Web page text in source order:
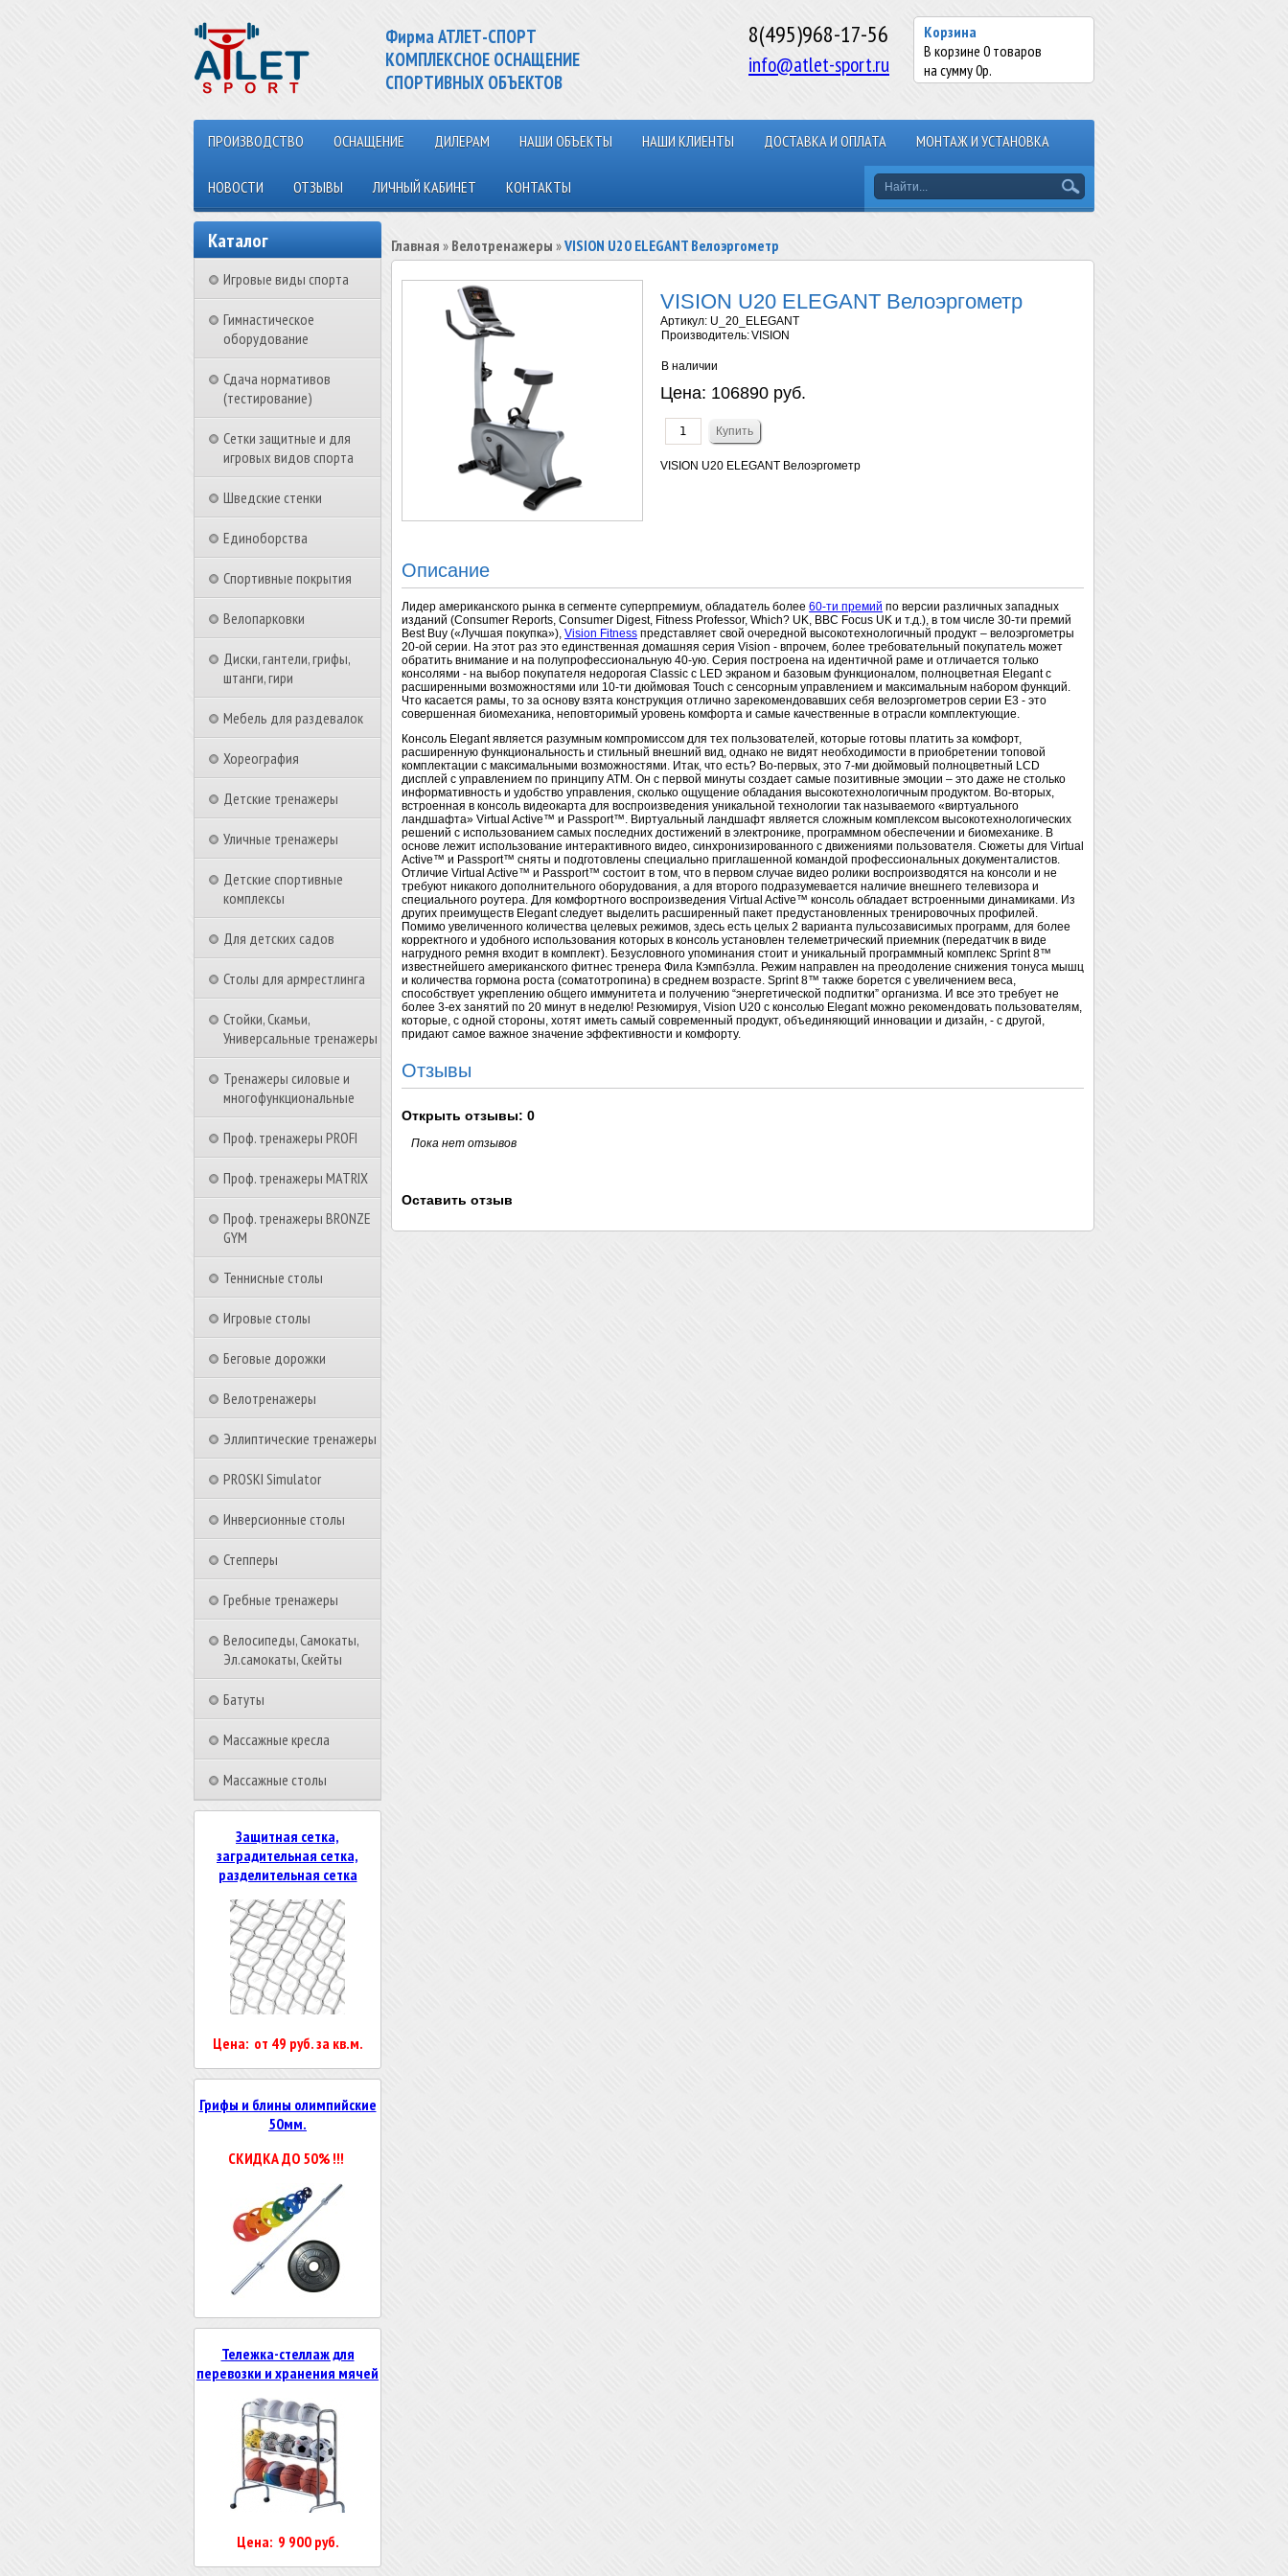
Фирма АТЛЕТ-СПОРТ
КОМПЛЕКСНОЕ ОСНАЩЕНИЕ
СПОРТИВНЫХ ОБЪЕКТОВ
Корзина
В корзине 0 товаров
на сумму0р.
8(495)968-17-56
info@atlet-sport.ru
ПРОИЗВОДСТВО ОСНАЩЕНИЕ ДИЛЕРАМ НАШИ ОБЪЕКТЫ НАШИ КЛИЕНТЫ ДОСТАВКА И ОПЛАТА МОНТАЖ И УСТАНОВКА
НОВОСТИ ОТЗЫВЫ ЛИЧНЫЙ КАБИНЕТ КОНТАКТЫ
Каталог
Игровые виды спорта
Гимнастическое
оборудование
Сдача нормативов
(тестирование)
Сетки защитные и для
игровых видов спорта
Шведские стенки
Единоборства
Спортивные покрытия
Велопарковки
Диски, гантели, грифы,
штанги, гири
Мебель для раздевалок
Хореография
Детские тренажеры
Уличные тренажеры
Детские спортивные
комплексы
Для детских садов
Столы для армрестлинга
Стойки, Скамьи,
Универсальные тренажеры
Тренажеры силовые и
многофункциональные
Проф. тренажеры PROFI
Проф. тренажеры MATRIX
Проф. тренажеры BRONZE
GYM
Теннисные столы
Игровые столы
Беговые дорожки
Велотренажеры
Эллиптические тренажеры
PROSKI Simulator
Инверсионные столы
Степперы
Гребные тренажеры
Велосипеды, Самокаты,
Эл.самокаты, Скейты
Батуты
Массажные кресла
Массажные столы
Защитная сетка,
заградительная сетка,
разделительная сетка
Цена: от 49 руб. за кв.м.
Грифы и блины олимпийские
50мм.
СКИДКА ДО 50% !!!
Тележка-стеллаж для
перевозки и хранения мячей
Цена: 9 900 руб.
Главная » Велотренажеры »VISION U20 ELEGANT Велоэргометр
VISION U20 ELEGANT Велоэргометр
Артикул: U_20_ELEGANT
Производитель:VISION
В наличии
Цена: 106890 руб.
VISION U20 ELEGANT Велоэргометр
Описание
Лидер американского рынка в сегменте суперпремиум, обладатель более 60-ти премий по версии различных западных
изданий (Consumer Reports, Consumer Digest, Fitness Professor, Which? UK, BBC Focus UK и т.д.), в том числе 30-ти премий
Best Buy («Лучшая покупка»), Vision Fitness представляет свой очередной высокотехнологичный продукт – велоэргометры
20-ой серии. На этот раз это единственная домашняя серия Vision - впрочем, более требовательный покупатель может
обратить внимание и на полупрофессиональную 40-ую. Серия построена на идентичной раме и отличается только
консолями - на выбор покупателя недорогая Classic с LED экраном и базовым функционалом, полноцветная Elegant c
расширенными возможностями или 10-ти дюймовая Touch с сенсорным управлением и максимальным набором функций.
Что касается рамы, то за основу взята конструкция отлично зарекомендовавших себя велоэргометров серии E3 - это
совершенная биомеханика, неповторимый уровень комфорта и самые качественные в отрасли комплектующие.
Консоль Elegant является разумным компромиссом для тех пользователей, которые готовы платить за комфорт,
расширенную функциональность и стильный внешний вид, однако не видят необходимости в приобретении топовой
комплектации с максимальными возможностями. Итак, что есть? Во-первых, это 7-ми дюймовый полноцветный LCD
дисплей c управлением по принципу ATM. Он с первой минуты создает самые позитивные эмоции – это даже не столько
информативность и удобство управления, сколько ощущение обладания высокотехнологичным продуктом. Во-вторых,
встроенная в консоль видеокарта для воспроизведения уникальной технологии так называемого «виртуального
ландшафта» Virtual Active™ и Passport™. Виртуальный ландшафт является сложным комплексом высокотехнологических
решений с использованием самых последних достижений в электронике, программном обеспечении и биомеханике. В
основе лежит использование интерактивного видео, синхронизированного с движениями пользователя. Сюжеты для Virtual
Active™ и Passport™ сняты и подготовлены специально приглашенной командой профессиональных документалистов.
Отличие Virtual Active™ и Passport™ состоит в том, что в первом случае видео ролики воспроизводятся на консоли и не
требуют никакого дополнительного оборудования, а для второго подразумевается наличие внешнего телевизора и
специального роутера. Для комфортного воспроизведения Virtual Active™ консоль обладает встроенными динамиками. Из
других преимуществ Elegant следует выделить расширенный пакет предустановленных тренировочных профилей.
Помимо увеличенного количества целевых режимов, здесь есть целых 2 варианта пульсозависимых программ, для более
корректного и удобного использования которых в консоль установлен телеметрический приемник (передатчик в виде
нагрудного ремня входит в комплект). Безусловного упоминания стоит и уникальный программный комплекс Sprint 8™
известнейшего американского фитнес тренера Фила Кэмпбэлла. Режим направлен на преодоление снижения тонуса мышц
и количества гормона роста (соматотропина) в среднем возрасте. Sprint 8™ также борется с увеличением веса,
способствует укреплению общего иммунитета и получению “энергетической подпитки” организма. И все это требует не
более 3-ех занятий по 20 минут в неделю! Резюмируя, Vision U20 с консолью Elegant можно рекомендовать пользователям,
которые, с одной стороны, хотят иметь самый современный продукт, объединяющий инновации и дизайн, - с другой,
придают самое важное значение эффективности и комфорту.
Отзывы
Открыть отзывы: 0
Пока нет отзывов
Оставить отзыв